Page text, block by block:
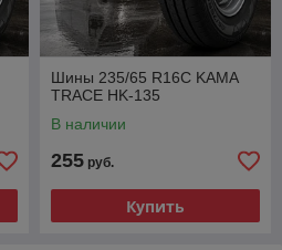
Шины 235/65 R16C KAMA
TRACE HK-135
В наличии
255 руб.
Купить